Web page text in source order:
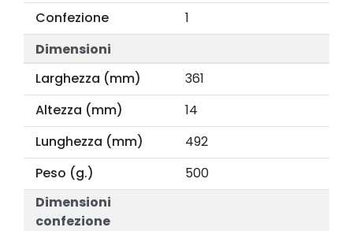
Confezione
1
Dimensioni
Larghezza (mm)
361
Altezza (mm)
14
Lunghezza (mm)
492
Peso (g.)
500
Dimensioni
confezione